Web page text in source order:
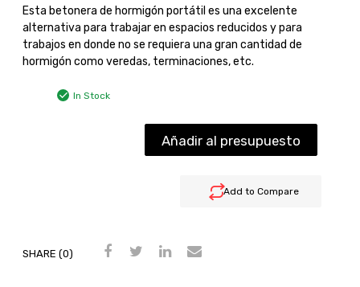
Esta betonera de hormigón portátil es una excelente
alternativa para trabajar en espacios reducidos y para
trabajos en donde no se requiera una gran cantidad de
hormigón como veredas, terminaciones, etc.
In Stock
Add to Compare
Añadir al presupuesto
SHARE (0)